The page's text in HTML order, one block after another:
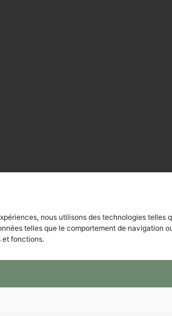
nous utilisons des technologies
telles que le comportement de navigation
et fonctions.